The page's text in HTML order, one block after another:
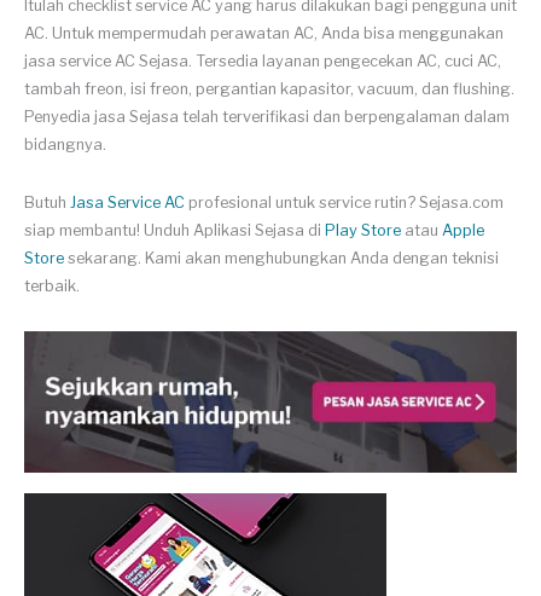
Itulah checklist service AC yang harus dilakukan bagi pengguna unit
AC. Untuk mempermudah perawatan AC, Anda bisa menggunakan
jasa service AC Sejasa. Tersedia layanan pengecekan AC, cuci AC,
tambah freon, isi freon, pergantian kapasitor, vacuum, dan flushing.
Penyedia jasa Sejasa telah terverifikasi dan berpengalaman dalam
bidangnya.
Butuh Jasa Service AC profesional untuk service rutin? Sejasa.com
siap membantu! Unduh Aplikasi Sejasa di Play Store atau Apple
Store sekarang. Kami akan menghubungkan Anda dengan teknisi
terbaik.